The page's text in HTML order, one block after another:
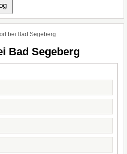
bei Bad Segeberg
Bad Segeberg